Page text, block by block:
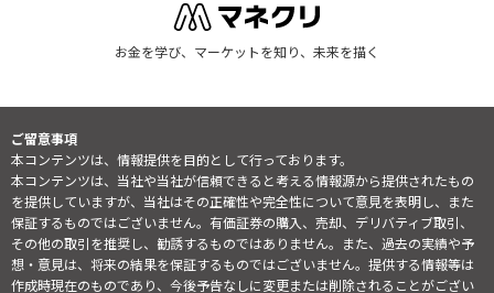
お金を学び、マーケットを知り、未来を描く
ご留意事項
本コンテンツは、情報提供を目的として行っております。
本コンテンツは、当社や当社が信頼できると考える情報源から提供されたもの
を提供していますが、当社はその正確性や完全性について意見を表明し、また
保証するものではございません。有価証券の購入、売却、デリバティブ取引、
その他の取引を推奨し、勧誘するものではありません。また、過去の実績や予
想・意見は、将来の結果を保証するものではございません。提供する情報等は
作成時現在のものであり、今後予告なしに変更または削除されることがござい